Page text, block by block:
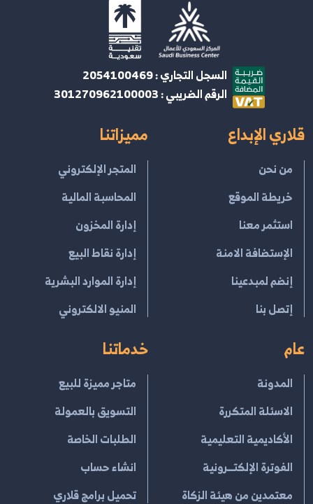
السجل التجاري : 2054100469
الرقم الضريبي : 301270962100003
قلاري الإبداع
من نحن
خريطة الموقع
استثمر معنا
الإستضافة الامنة
إنضم لمبدعينا
إتصل بنا
مميزاتنا
المتجر الإلكتروني
المحاسبة المالية
إدارة المخزون
إدارة نقاط البيع
إدارة الموارد البشرية
المنيو الالكتروني
عام
المدونة
الاسئلة المتكررة
الأكاديمية التعليمية
الفوترة الإلكتــرونية
معتمدين من هيئة الزكاة
خدماتنا
متاجر مميزة للبيع
التسويق بالعمولة
الطلبات الخاصة
انشاء حساب
تحميل برامج قلاري